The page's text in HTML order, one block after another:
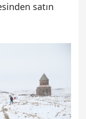
satın